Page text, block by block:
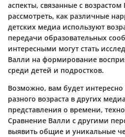
аспекты, связанные с
рассмотреть, как различные
детских медиа используют
передачи образовательных
интересными могут стать
Валли на формирование
среди детей и подростков.
Возможно, вам будет
разного возраста в других
представления о времени,
Сравнение Валли с другими
выявить общие и уникальные